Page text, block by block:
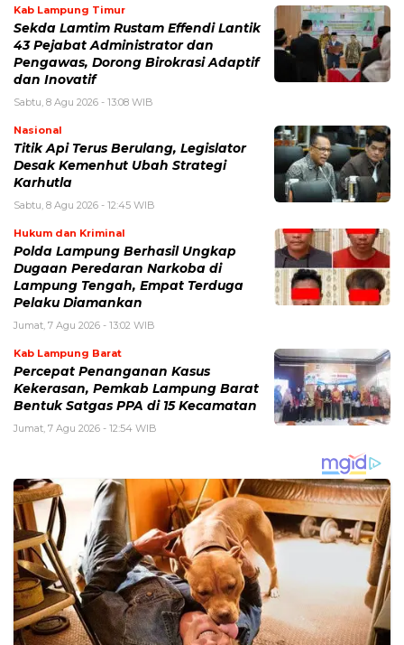
Kab Lampung Timur
Sekda Lamtim Rustam Effendi Lantik
43 Pejabat Administrator dan
Pengawas, Dorong Birokrasi Adaptif
dan Inovatif
Sabtu, 8 Agu 2026 - 13:08 WIB
Nasional
Titik Api Terus Berulang, Legislator
Desak Kemenhut Ubah Strategi
Karhutla
Sabtu, 8 Agu 2026 - 12:45 WIB
Hukum dan Kriminal
Polda Lampung Berhasil Ungkap
Dugaan Peredaran Narkoba di
Lampung Tengah, Empat Terduga
Pelaku Diamankan
Jumat, 7 Agu 2026 - 13:02 WIB
Kab Lampung Barat
Percepat Penanganan Kasus
Kekerasan, Pemkab Lampung Barat
Bentuk Satgas PPA di 15 Kecamatan
Jumat, 7 Agu 2026 - 12:54 WIB